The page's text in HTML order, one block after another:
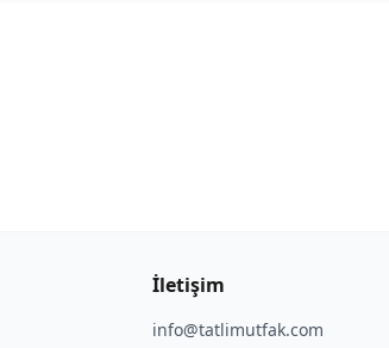
İletişim
info@tatlimutfak.com